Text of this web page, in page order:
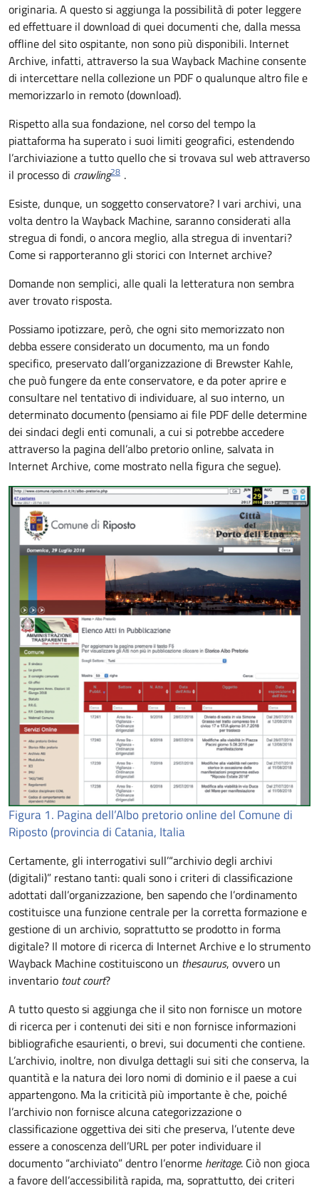
originaria. A questo si aggiunga la possibilità di poter leggere
ed effettuare il download di quei documenti che, dalla messa
offline del sito ospitante, non sono più disponibili. Internet
Archive, infatti, attraverso la sua Wayback Machine consente
di intercettare nella collezione un PDF o qualunque altro file e
memorizzarlo in remoto (download).
Rispetto alla sua fondazione, nel corso del tempo la
piattaforma ha superato i suoi limiti geografici, estendendo
l’archiviazione a tutto quello che si trovava sul web attraverso
il processo di crawling28 .
Esiste, dunque, un soggetto conservatore? I vari archivi, una
volta dentro la Wayback Machine, saranno considerati alla
stregua di fondi, o ancora meglio, alla stregua di inventari?
Come si rapporteranno gli storici con Internet archive?
Domande non semplici, alle quali la letteratura non sembra
aver trovato risposta.
Possiamo ipotizzare, però, che ogni sito memorizzato non
debba essere considerato un documento, ma un fondo
specifico, preservato dall’organizzazione di Brewster Kahle,
che può fungere da ente conservatore, e da poter aprire e
consultare nel tentativo di individuare, al suo interno, un
determinato documento (pensiamo ai file PDF delle determine
dei sindaci degli enti comunali, a cui si potrebbe accedere
attraverso la pagina dell’albo pretorio online, salvata in
Internet Archive, come mostrato nella figura che segue).
Figura 1. Pagina dell’Albo pretorio online del Comune di
Riposto (provincia di Catania, Italia
Certamente, gli interrogativi sull’“archivio degli archivi
(digitali)” restano tanti: quali sono i criteri di classificazione
adottati dall’organizzazione, ben sapendo che l’ordinamento
costituisce una funzione centrale per la corretta formazione e
gestione di un archivio, soprattutto se prodotto in forma
digitale? Il motore di ricerca di Internet Archive e lo strumento
Wayback Machine costituiscono un thesaurus, ovvero un
inventario tout court?
A tutto questo si aggiunga che il sito non fornisce un motore
di ricerca per i contenuti dei siti e non fornisce informazioni
bibliografiche esaurienti, o brevi, sui documenti che contiene.
L’archivio, inoltre, non divulga dettagli sui siti che conserva, la
quantità e la natura dei loro nomi di dominio e il paese a cui
appartengono. Ma la criticità più importante è che, poiché
l’archivio non fornisce alcuna categorizzazione o
classificazione oggettiva dei siti che preserva, l’utente deve
essere a conoscenza dell’URL per poter individuare il
documento “archiviato” dentro l’enorme heritage. Ciò non gioca
a favore dell’accessibilità rapida, ma, soprattutto, dei criteri